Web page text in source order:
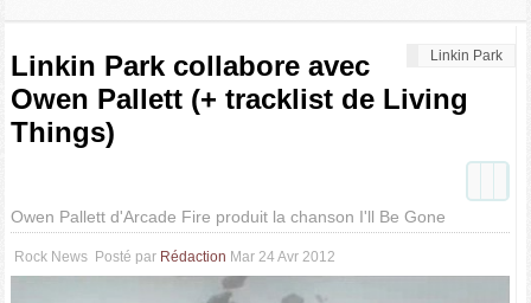
Linkin Park
Linkin Park collabore avec
Owen Pallett (+ tracklist de Living
Things)
Owen Pallett d'Arcade Fire produit la chanson I'll Be Gone
Rock News Posté par Rédaction Mar 24 Avr 2012